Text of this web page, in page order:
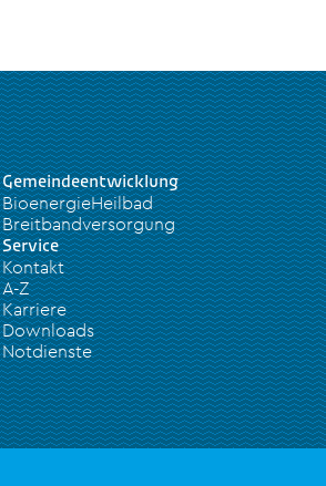
Gemeindeentwicklung
BioenergieHeilbad
Breitbandversorgung
Service
Kontakt
A-Z
Karriere
Downloads
Notdienste